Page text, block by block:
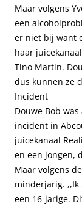
Maar volgens
een
er niet bij want
haar
Tino Martin.
dus kunnen ze
Incident
Douwe Bob
incident in
juicekanaal
en een jongen,
Maar volgens
minderjarig. ,,Ik
een 16-jarige.